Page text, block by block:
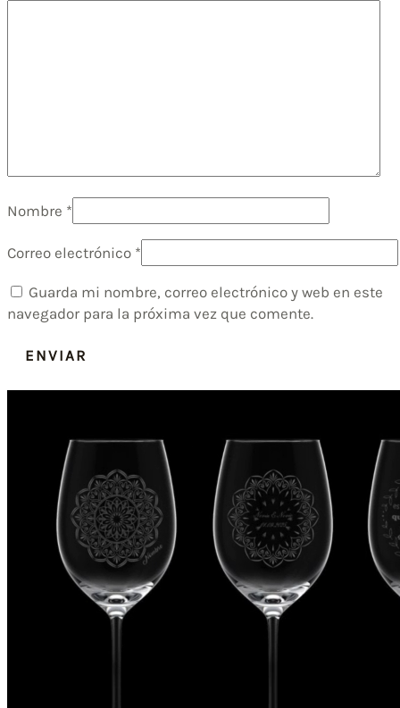
Nombre *
Correo electrónico *
Guarda mi nombre, correo electrónico y web en este
navegador para la próxima vez que comente.